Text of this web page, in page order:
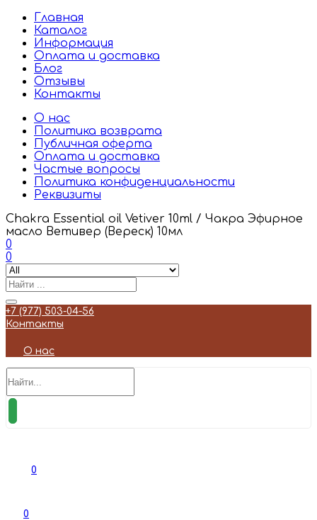
Главная
Каталог
Информация
Оплата и доставка
Блог
Отзывы
Контакты
О нас
Политика возврата
Публичная оферта
Оплата и доставка
Частые вопросы
Политика конфиденциальности
Реквизиты
Chakra Essential oil Vetiver 10ml / Чакра Эфирное
масло Ветивер (Вереск) 10мл
0
0
+7 (977) 503-04-56
Контакты
О нас
0
0